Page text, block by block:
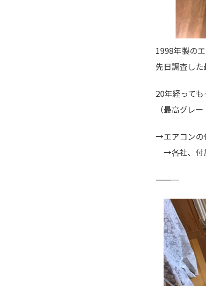
1998年製の
先日調査した
20年経って
（最高グレ
→エアコンの
→各社、付
―――――